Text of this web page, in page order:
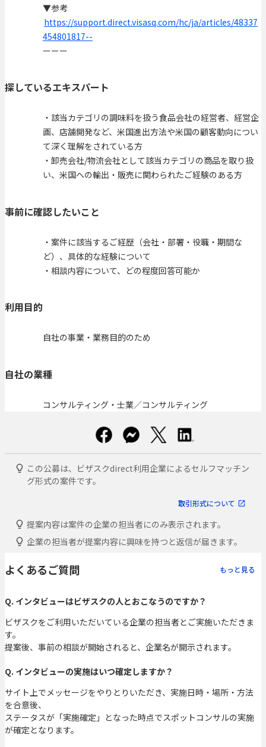
▼参考
https://support.direct.visasq.com/hc/ja/articles/48337
454801817--
ーーー
探しているエキスパート
・該当カテゴリの調味料を扱う食品会社の経営者、経営企
画、店舗開発など、米国進出方法や米国の顧客動向につい
て深く理解をされている方
・卸売会社/物流会社として該当カテゴリの商品を取り扱
い、米国への輸出・販売に関わられたご経験のある方
事前に確認したいこと
・案件に該当するご経歴（会社・部署・役職・期間な
ど）、具体的な経験について
・相談内容について、どの程度回答可能か
利用目的
自社の事業・業務目的のため
自社の業種
コンサルティング・士業／コンサルティング
この公募は、ビザスクdirect利用企業によるセルフマッチン
グ形式の案件です。
取引形式について
提案内容は案件の企業の担当者にのみ表示されます。
企業の担当者が提案内容に興味を持つと返信が届きます。
よくあるご質問 もっと見る
Q. インタビューはビザスクの人とおこなうのですか？
ビザスクをご利用いただいている企業の担当者とご実施いただきま
す。
提案後、事前の相談が開始されると、企業名が開示されます。
Q. インタビューの実施はいつ確定しますか？
サイト上でメッセージをやりとりいただき、実施日時・場所・方法
を合意後、
ステータスが「実施確定」となった時点でスポットコンサルの実施
が確定となります。